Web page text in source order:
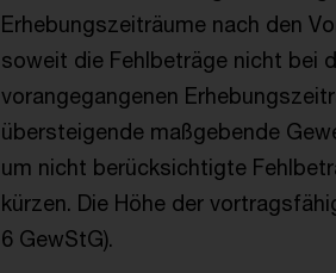
Erhebungszeiträume nach den
soweit die Fehlbeträge nicht bei
vorangegangenen
übersteigende maßgebende
um nicht berücksichtigte
kürzen. Die Höhe der
6 GewStG).